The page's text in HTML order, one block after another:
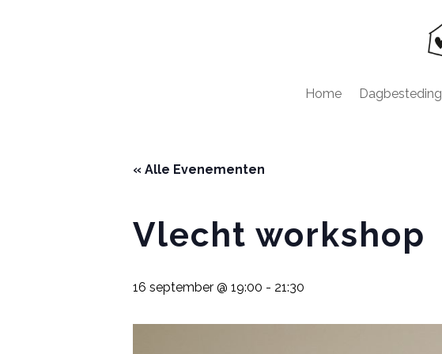
Home Dagbesteding
« Alle Evenementen
Vlecht workshop
16 september @ 19:00 - 21:30